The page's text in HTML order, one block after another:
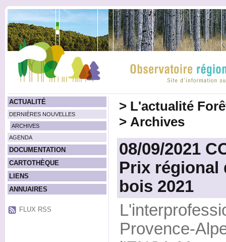
ACTUALITÉ
DERNIÈRES NOUVELLES
ARCHIVES
AGENDA
DOCUMENTATION
CARTOTHÈQUE
LIENS
ANNUAIRES
FLUX RSS
> L'actualité
> Archives
08/09/2021
Prix régional
bois 2021
Provence-